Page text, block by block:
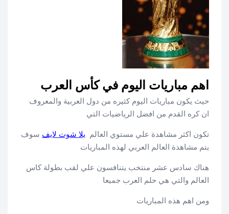
اهم مباريات اليوم في كأس العرب
حيث يكون مباريات اليوم كثيره من دول العربية والمعروف
ان كره القدم من افضل الرياضيات التي
تكون اكثر مشاهدة علي مستوي العالم يلا شوت لايف سوف
يتم مشاهدة العالم العربي لهذه المباريات
هناك سادس عشر منتخب يتنافسون علي لقب بطولة كاس
العالم والتي هي حلم العرب جميعا
ومن اهم هذه المباريات